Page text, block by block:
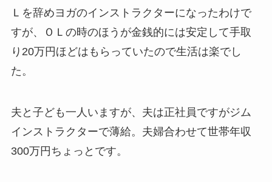
Ｌを辞めヨガのインストラクターになったわけで
すが、ＯＬの時のほうが金銭的には安定して手取
り20万円ほどはもらっていたので生活は楽でし
た。
夫と子ども一人いますが、夫は正社員ですがジム
インストラクターで薄給。夫婦合わせて世帯年収
300万円ちょっとです。